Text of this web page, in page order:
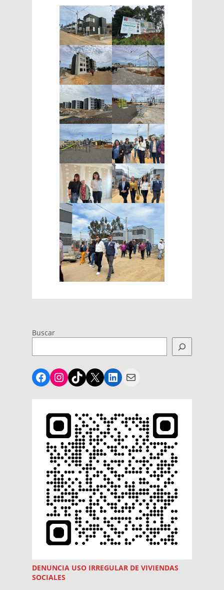
Buscar
Facebook
Instagram
TikTok
X LinkedIn
Mail
DENUNCIA USO IRREGULAR DE VIVIENDAS
SOCIALES